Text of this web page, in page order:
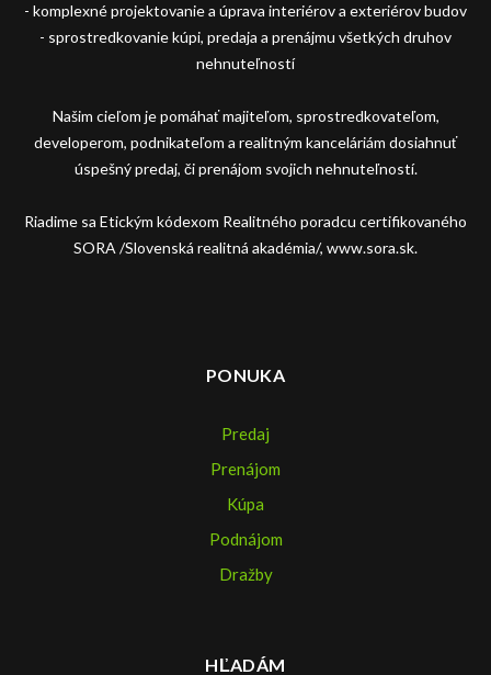
- komplexné projektovanie a úprava interiérov a exteriérov budov
- sprostredkovanie kúpi, predaja a prenájmu všetkých druhov
nehnuteľností
Našim cieľom je pomáhať majiteľom, sprostredkovateľom,
developerom, podnikateľom a realitným kanceláriám dosiahnuť
úspešný predaj, či prenájom svojich nehnuteľností.
Riadime sa Etickým kódexom Realitného poradcu certifikovaného
SORA /Slovenská realitná akadémia/, www.sora.sk.
PONUKA
Predaj
Prenájom
Kúpa
Podnájom
Dražby
HĽADÁM